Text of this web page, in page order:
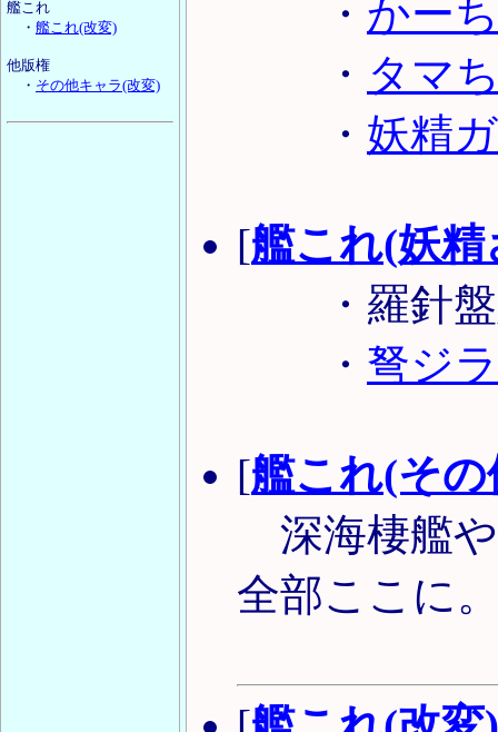
艦これ
・ 艦これ(改変)
他版権
・ その他キャラ(改変)
・ かー
・ タマ
・ 妖精
[艦これ(妖精
・羅針盤
・ 弩ジラ
[艦これ(その
深海棲艦
全部ここに